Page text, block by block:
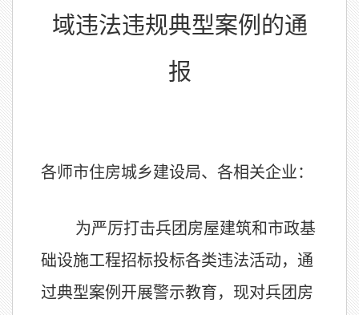
域违法违规典型案例的通
报
各师市住房城乡建设局、各相关企业：
为严厉打击兵团房屋建筑和市政基
础设施工程招标投标各类违法活动，通
过典型案例开展警示教育，现对兵团房